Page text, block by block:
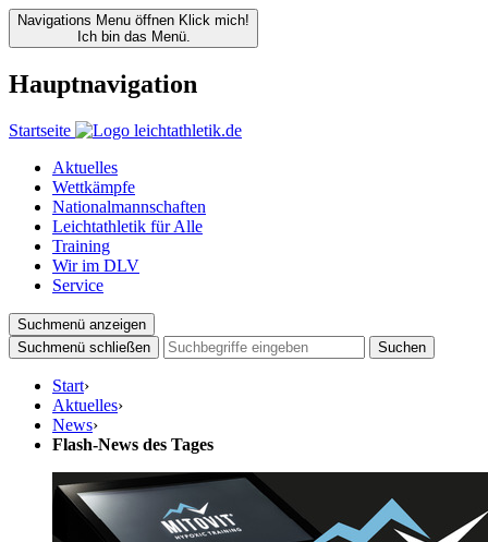
Navigations Menu öffnen Klick mich!
Ich bin das Menü.
Hauptnavigation
Startseite
Aktuelles
Wettkämpfe
Nationalmannschaften
Leichtathletik für Alle
Training
Wir im DLV
Service
Suchmenü anzeigen
Suchmenü schließen
Suchen
Start›
Aktuelles›
News›
Flash-News des Tages